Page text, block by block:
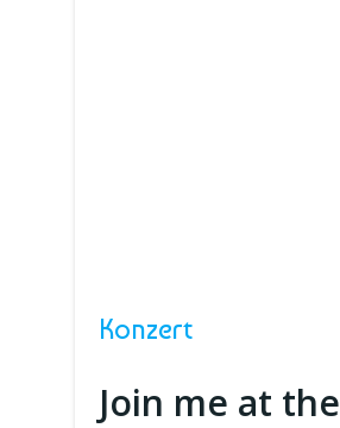
Konzert
Join me at the